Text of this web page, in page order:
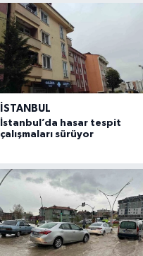
İSTANBUL
İstanbul’da hasar tespit
çalışmaları sürüyor